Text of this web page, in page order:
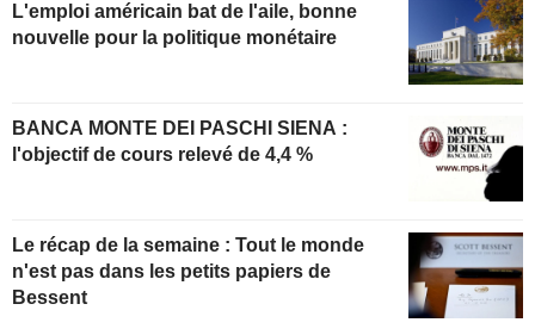
L'emploi américain bat de l'aile, bonne
nouvelle pour la politique monétaire
BANCA MONTE DEI PASCHI SIENA :
l'objectif de cours relevé de 4,4 %
Le récap de la semaine : Tout le monde
n'est pas dans les petits papiers de
Bessent